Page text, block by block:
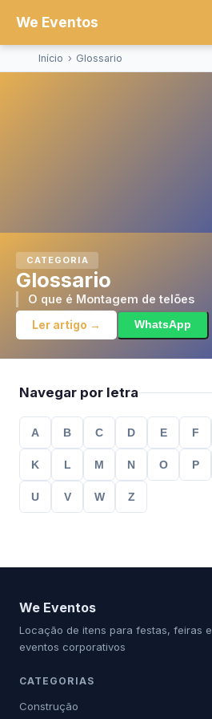
We Eventos
Início › Glossario
CATEGORIA
Glossario
O que é Montagem de telões
Ler artigo → WhatsApp
Navegar por letra
A B C D E F
K L M N O P
U V W Z
We Eventos
Locação de itens para festas, feiras e
eventos corporativos
CATEGORIAS
Construção